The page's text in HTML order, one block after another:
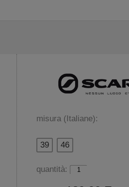
misura (Italiane):
39 46
quantità: